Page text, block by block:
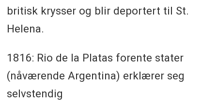
britisk krysser og blir deportert til St.
Helena.
1816: Rio de la Platas forente stater
(nåværende Argentina) erklærer seg
selvstendig